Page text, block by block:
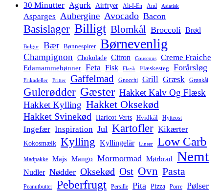
30 Minutter Agurk Airfryer Alt-I-En And Asiatisk
Asparges Aubergine Avocado Bacon
Basislager Billigt Blomkål Broccoli Brød
Bulgur Bær Bønnespirer Børnevenlig
Champignon Chokolade Citron Couscous Creme Fraiche
Edamammebønner Feta Fisk Flæsk Flæskesteg Forårsløg
Frikadeller Fritter Gaffelmad Gnocchi Grill Græsk Grønkål
Gulerødder Gæster Hakket Kalv Og Flæsk
Hakket Kylling Hakket Oksekød
Hakket Svinekød Haricot Verts Hvidkål Hytteost
Ingefær Inspiration Jul Kartofler Kikærter
Kokosmælk Kylling Kyllingelår Linser Low Carb
Madpakke Majs Mango Mormormad Mørbrad Nemt
Nudler Nødder Oksekød Ost Ovn Pasta
Peanutbutter Peberfrugt Persille Pita Pizza Porre Pølser